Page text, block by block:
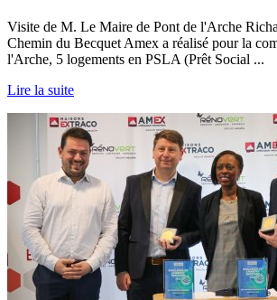
Visite de M. Le Maire de Pont de l'Arche
Chemin du Becquet Amex a réalisé pour la
l'Arche, 5 logements en PSLA (Prêt Social ...
Lire la suite